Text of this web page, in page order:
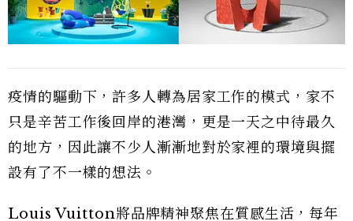
疫情的驅動下，許多人轉為居家工作的模式，家不
只是辛苦工作後回岸的港灣，更是一天之中待最久
的地方，因此讓不少人漸漸地對於家裡的環境與擺
設有了不一樣的想法。
Louis Vuitton將品牌精神聚焦在質感生活，每年